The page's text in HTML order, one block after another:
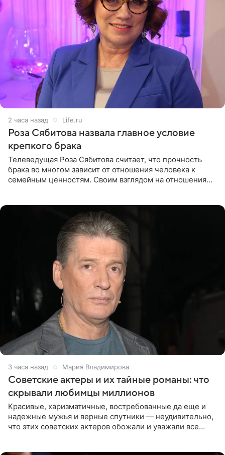
2 часа назад Life.ru
Роза Сябитова назвала главное условие
крепкого брака
Телеведущая Роза Сябитова считает, что прочность
брака во многом зависит от отношения человека к
семейным ценностям. Своим взглядом на отношения
3 часа назад Мария Владимирова
Советские актеры и их тайные романы: что
скрывали любимцы миллионов
Красивые, харизматичные, востребованные да еще и
надежные мужья и верные спутники — неудивительно,
что этих советских актеров обожали и уважали все